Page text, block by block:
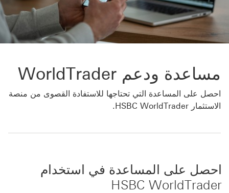
مساعدة ودعم WorldTrader
احصل على المساعدة التي تحتاجها للاستفادة القصوى من منصة
الاستثمار HSBC WorldTrader.
احصل على المساعدة في استخدام
HSBC WorldTrader